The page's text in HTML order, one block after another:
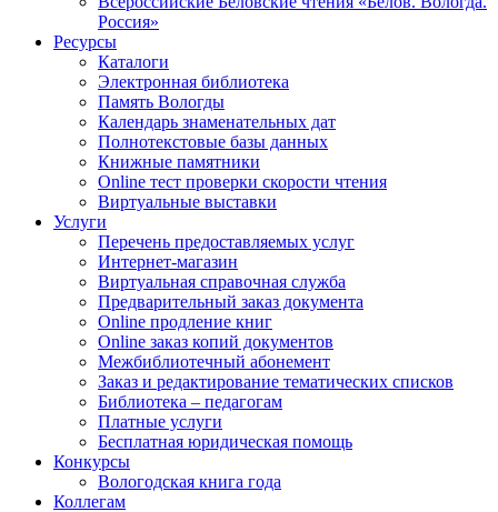
Россия»
Ресурсы
Каталоги
Электронная библиотека
Память Вологды
Календарь знаменательных дат
Полнотекстовые базы данных
Книжные памятники
Online тест проверки скорости чтения
Виртуальные выставки
Услуги
Перечень предоставляемых услуг
Интернет-магазин
Виртуальная справочная служба
Предварительный заказ документа
Online продление книг
Online заказ копий документов
Межбиблиотечный абонемент
Заказ и редактирование тематических списков
Библиотека – педагогам
Платные услуги
Бесплатная юридическая помощь
Конкурсы
Вологодская книга года
Коллегам